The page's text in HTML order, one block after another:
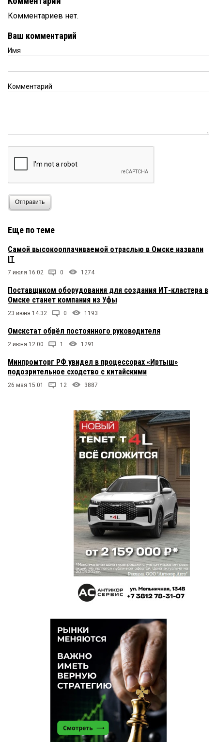
Комментариев нет.
Ваш комментарий
Имя
Комментарий
Отправить
Еще по теме
Самой высокооплачиваемой отраслью в Омске назвали
IT
7 июля 16:02 0 1274
Поставщиком оборудования для создания ИТ-кластера в
Омске станет компания из Уфы
23 июня 14:32 0 1193
Омскстат обрёл постоянного руководителя
2 июня 12:00 1 1291
Минпромторг РФ увидел в процессорах «Иртыш»
подозрительное сходство с китайскими
26 мая 15:01 12 3887